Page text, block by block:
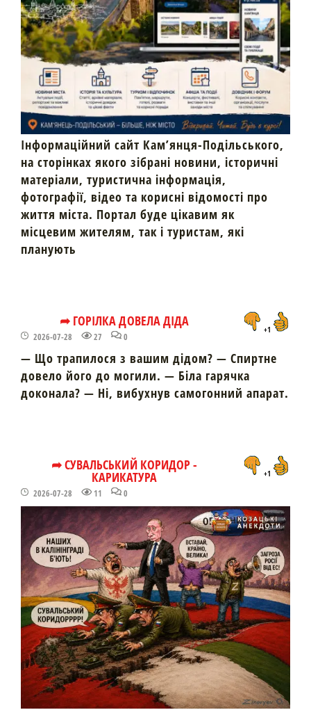
Інформаційний сайт Кам’янця-Подільського,
на сторінках якого зібрані новини, історичні
матеріали, туристична інформація,
фотографії, відео та корисні відомості про
життя міста. Портал буде цікавим як
місцевим жителям, так і туристам, які
планують
➦ ГОРІЛКА ДОВЕЛА ДІДА
2026-07-28 27 0
+1
— Що трапилося з вашим дідом? — Спиртне
довело його до могили. — Біла гарячка
доконала? — Ні, вибухнув самогонний апарат.
➦ СУВАЛЬСЬКИЙ КОРИДОР -
КАРИКАТУРА
2026-07-28 11 0
+1